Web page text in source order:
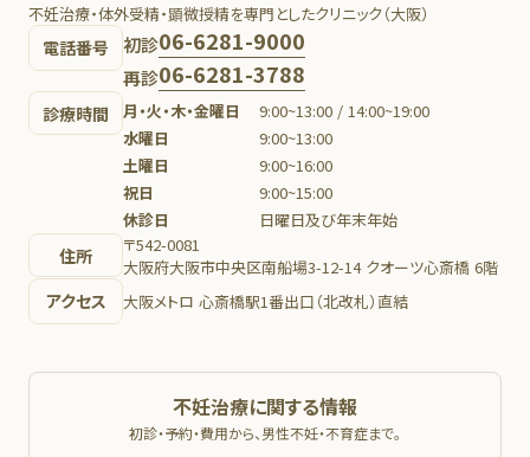
不妊治療・体外受精・顕微授精を専門としたクリニック（大阪）
電話番号 初診06-6281-9000
再診06-6281-3788
診療時間 月・火・木・金曜日
9:00~13:00 / 14:00~19:00
水曜日
9:00~13:00
土曜日
9:00~16:00
祝日
9:00~15:00
休診日
日曜日及び年末年始
住所
〒542-0081
大阪府大阪市中央区南船場3-12-14 クオーツ心斎橋 6階
アクセス 大阪メトロ 心斎橋駅1番出口（北改札）直結
不妊治療に関する情報
初診・予約・費用から、男性不妊・不育症まで。